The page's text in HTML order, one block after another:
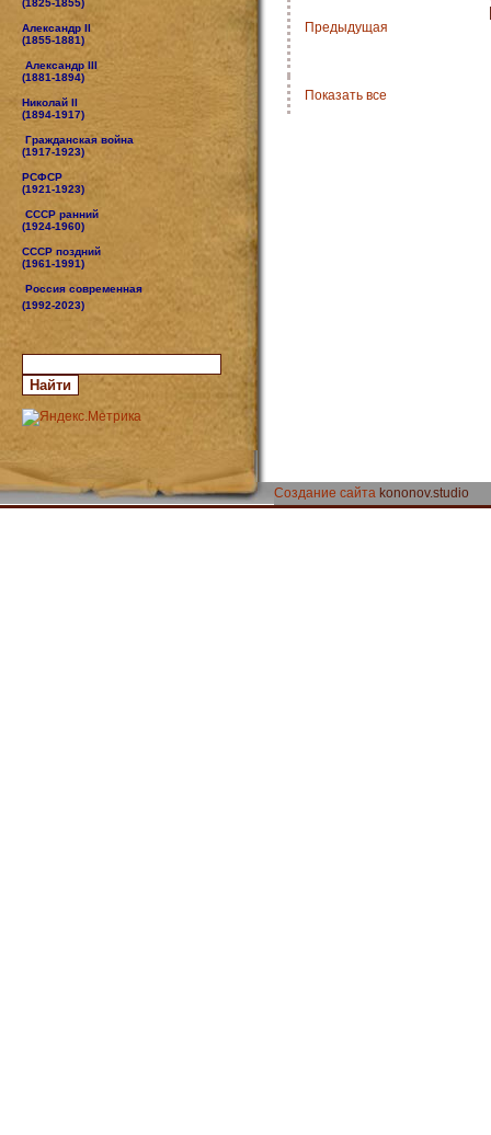
(1825-1855)
Александр II
(1855-1881)
Александр III
(1881-1894)
Николай II
(1894-1917)
Гражданская война
(1917-1923)
РСФСР
(1921-1923)
СССР ранний
(1924-1960)
СССР поздний
(1961-1991)
Россия современная
(1992-2023)
Предыдущая
Показать все
Создание сайта kononov.studio